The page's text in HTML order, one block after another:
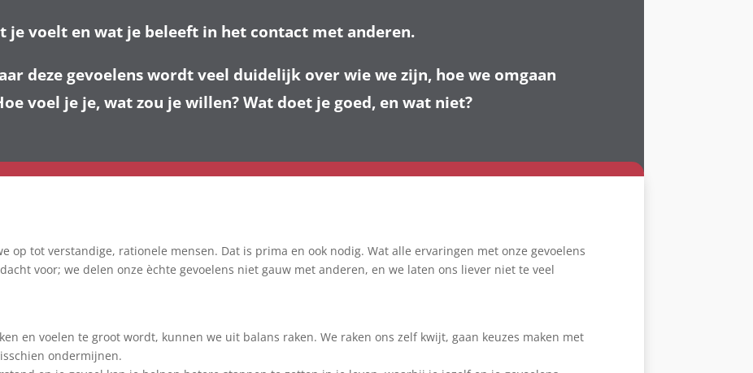
je voelt en wat je beleeft in het contact met anderen.
deze gevoelens wordt veel duidelijk over wie we zijn, hoe we omgaan
voel je je, wat zou je willen? Wat doet je goed, en wat niet?
op tot verstandige, rationele mensen. Dat is prima en ook nodig. Wat alle ervaringen met onze gevoelens
voor; we delen onze èchte gevoelens niet gauw met anderen, en we laten ons liever niet te veel
en voelen te groot wordt, kunnen we uit balans raken. We raken ons zelf kwijt, gaan keuzes maken met
ondermijnen.